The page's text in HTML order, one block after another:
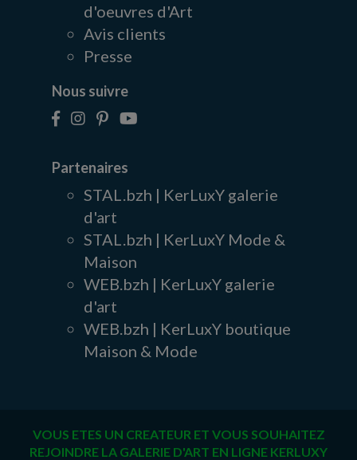
d'oeuvres d'Art
Avis clients
Presse
Nous suivre
Partenaires
STAL.bzh | KerLuxY galerie
d'art
STAL.bzh | KerLuxY Mode &
Maison
WEB.bzh | KerLuxY galerie
d'art
WEB.bzh | KerLuxY boutique
Maison & Mode
VOUS ETES UN CREATEUR ET VOUS SOUHAITEZ
REJOINDRE LA GALERIE D'ART EN LIGNE KERLUXY